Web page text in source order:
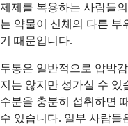
제제를 복용하는 사람들
는 약물이 신체의 다른 부
기 때문입니다.
두통은 일반적으로 압박
지는 않지만 성가실 수 있
수분을 충분히 섭취하면
수 있습니다. 일부 사람들